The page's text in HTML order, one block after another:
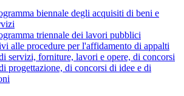
biennale degli acquisiti di beni e
triennale dei lavori pubblici
alle procedure per l'affidamento di appalti
servizi, forniture, lavori e opere, di concorsi
progettazione, di concorsi di idee e di